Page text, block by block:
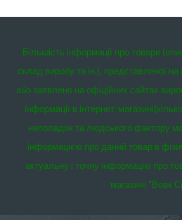
Більшість інформації про товари
склад виробу та ін.), представленої
або заявлено на офіційних сайтах
інформації в інтернет-
неполадок та людського фактору
інформацією про даний товар в
актуальну і точну інформацію про
магазині “Вовк